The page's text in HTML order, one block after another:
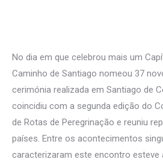
No dia em que celebrou mais um
Caminho de Santiago nomeou 37
cerimónia realizada em Santiago de
coincidiu com a segunda edição do
de Rotas de Peregrinação e reuniu
países. Entre os acontecimentos
caracterizaram este encontro esteve